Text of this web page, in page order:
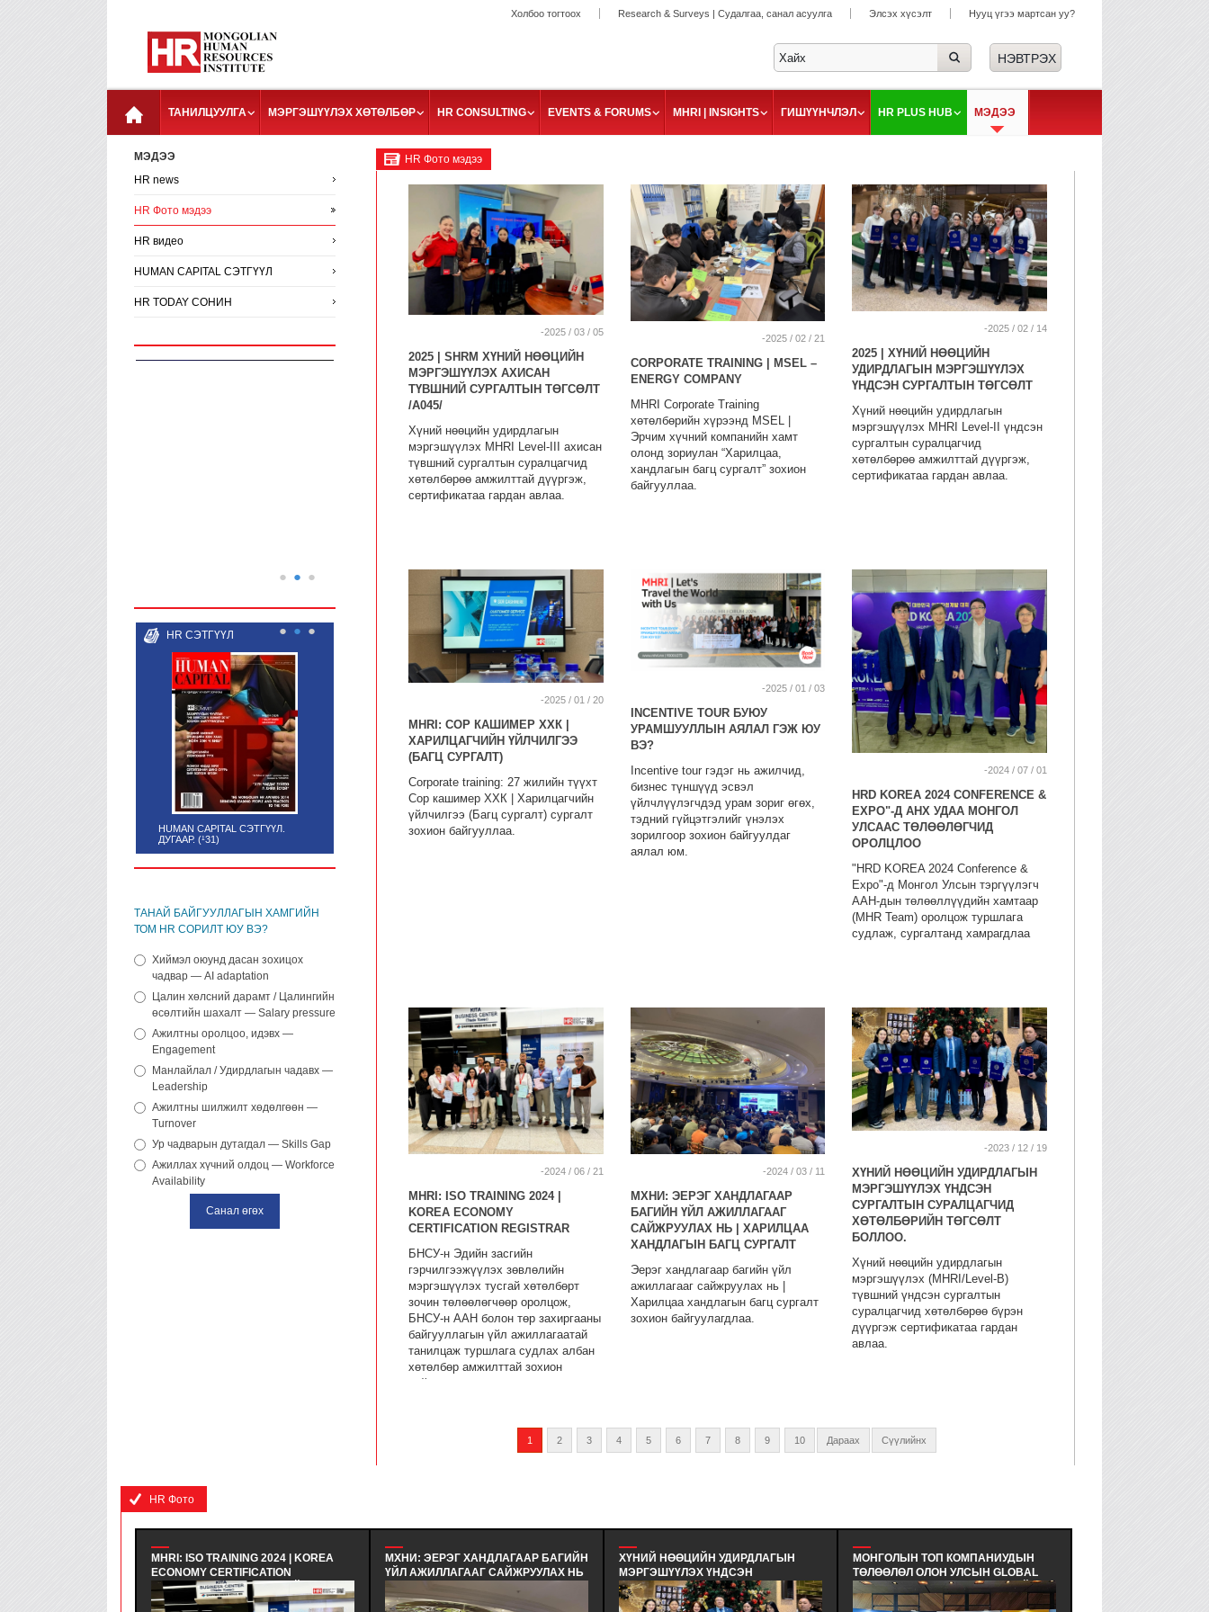
Холбоо тогтоох Research & Surveys | Судалгаа, санал асуулга Элсэх хүсэлт Нууц үгээ мартсан уу?
ТАНИЛЦУУЛГА МЭРГЭШҮҮЛЭХ ХӨТӨЛБӨР HR CONSULTING EVENTS & FORUMS MHRI | INSIGHTS ГИШҮҮНЧЛЭЛ HR PLUS HUB МЭДЭЭ
МЭДЭЭ
HR news
HR Фото мэдээ
HR видео
HUMAN CAPITAL СЭТГҮҮЛ
HR TODAY СОНИН
● ● ●
HR СЭТГҮҮЛ
HUMAN CAPITAL СЭТГҮҮЛ.
ДУГААР. (¹31)
● ● ●
ТАНАЙ БАЙГУУЛЛАГЫН ХАМГИЙН
ТОМ HR СОРИЛТ ЮУ ВЭ?
Хиймэл оюунд дасан зохицох
чадвар — AI adaptation
Цалин хөлсний дарамт / Цалингийн
өсөлтийн шахалт — Salary pressure
Ажилтны оролцоо, идэвх —
Engagement
Манлайлал / Удирдлагын чадавх —
Leadership
Ажилтны шилжилт хөдөлгөөн —
Turnover
Ур чадварын дутагдал — Skills Gap
Ажиллах хүчний олдоц — Workforce
Availability
HR Фото мэдээ
-2025 / 03 / 05
2025 | SHRM ХҮНИЙ НӨӨЦИЙН
МЭРГЭШҮҮЛЭХ АХИСАН
ТҮВШНИЙ СУРГАЛТЫН ТӨГСӨЛТ
/A045/
Хүний нөөцийн удирдлагын
мэргэшүүлэх MHRI Level-III ахисан
түвшний сургалтын суралцагчид
хөтөлбөрөө амжилттай дүүргэж,
сертификатаа гардан авлаа.
-2025 / 02 / 21
CORPORATE TRAINING | MSEL –
ENERGY COMPANY
MHRI Corporate Training
хөтөлбөрийн хүрээнд MSEL |
Эрчим хүчний компанийн хамт
олонд зориулан “Харилцаа,
хандлагын багц сургалт” зохион
байгууллаа.
-2025 / 02 / 14
2025 | ХҮНИЙ НӨӨЦИЙН
УДИРДЛАГЫН МЭРГЭШҮҮЛЭХ
ҮНДСЭН СУРГАЛТЫН ТӨГСӨЛТ
Хүний нөөцийн удирдлагын
мэргэшүүлэх MHRI Level-II үндсэн
сургалтын суралцагчид
хөтөлбөрөө амжилттай дүүргэж,
сертификатаа гардан авлаа.
-2025 / 01 / 20
MHRI: СОР КАШИМЕР ХХК |
ХАРИЛЦАГЧИЙН ҮЙЛЧИЛГЭЭ
(БАГЦ СУРГАЛТ)
Corporate training: 27 жилийн түүхт
Сор кашимер ХХК | Харилцагчийн
үйлчилгээ (Багц сургалт) сургалт
зохион байгууллаа.
-2025 / 01 / 03
INCENTIVE TOUR БУЮУ
УРАМШУУЛЛЫН АЯЛАЛ ГЭЖ ЮУ
ВЭ?
Incentive tour гэдэг нь ажилчид,
бизнес түншүүд эсвэл
үйлчлүүлэгчдэд урам зориг өгөх,
тэдний гүйцэтгэлийг үнэлэх
зорилгоор зохион байгуулдаг
аялал юм.
-2024 / 07 / 01
HRD KOREA 2024 CONFERENCE &
EXPO"-Д АНХ УДАА МОНГОЛ
УЛСААС ТӨЛӨӨЛӨГЧИД
ОРОЛЦЛОО
"HRD KOREA 2024 Conference &
Expo"-д Монгол Улсын тэргүүлэгч
ААН-дын төлөөллүүдийн хамтаар
(MHR Team) оролцож туршлага
судлаж, сургалтанд хамрагдлаа
-2024 / 06 / 21
MHRI: ISO TRAINING 2024 |
KOREA ECONOMY
CERTIFICATION REGISTRAR
БНСУ-н Эдийн засгийн
гэрчилгээжүүлэх зөвлөлийн
мэргэшүүлэх тусгай хөтөлбөрт
зочин төлөөлөгчөөр оролцож,
БНСУ-н ААН болон төр захиргааны
байгууллагын үйл ажиллагаатай
танилцаж туршлага судлах албан
хөтөлбөр амжилттай зохион
байгуулагдлаа.
-2024 / 03 / 11
МХНИ: ЭЕРЭГ ХАНДЛАГААР
БАГИЙН ҮЙЛ АЖИЛЛАГААГ
САЙЖРУУЛАХ НЬ | ХАРИЛЦАА
ХАНДЛАГЫН БАГЦ СУРГАЛТ
Эерэг хандлагаар багийн үйл
ажиллагааг сайжруулах нь |
Харилцаа хандлагын багц сургалт
зохион байгуулагдлаа.
-2023 / 12 / 19
ХҮНИЙ НӨӨЦИЙН УДИРДЛАГЫН
МЭРГЭШҮҮЛЭХ ҮНДСЭН
СУРГАЛТЫН СУРАЛЦАГЧИД
ХӨТӨЛБӨРИЙН ТӨГСӨЛТ
БОЛЛОО.
Хүний нөөцийн удирдлагын
мэргэшүүлэх (MHRI/Level-B)
түвшний үндсэн сургалтын
суралцагчид хөтөлбөрөө бүрэн
дүүргэж сертификатаа гардан
авлаа.
1 2 3 4 5 6 7 8 9 10 Дараах Сүүлийнх
HR Фото
MHRI: ISO TRAINING 2024 | KOREA
ECONOMY CERTIFICATION
REGISTRAR - БНСУ-Н ЭДИЙН
ЗАСГИЙН ГЭРЧИЛГЭЭЖҮҮЛЭХ
МХНИ: ЭЕРЭГ ХАНДЛАГААР БАГИЙН
ҮЙЛ АЖИЛЛАГААГ САЙЖРУУЛАХ НЬ
СУРГАЛТ - ЭЕРЭГ ХАНДЛАГААР
ХҮНИЙ НӨӨЦИЙН УДИРДЛАГЫН
МЭРГЭШҮҮЛЭХ ҮНДСЭН
СУРГАЛТЫН СУРАЛЦАГЧИД
ХӨТӨЛБӨРИЙН ТӨГСӨЛТ БОЛЛОО. -
МОНГОЛЫН ТОП КОМПАНИУДЫН
ТӨЛӨӨЛӨЛ ОЛОН УЛСЫН GLOBAL
HR FORUM (GHRF)-Д АМЖИЛТАЙ
ОРОЛЦЛОО. - МОНГОЛЫН ХҮНИЙ